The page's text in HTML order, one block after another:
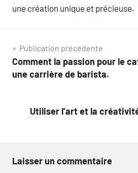
une création unique et précieuse.
Navigation
de
Publication précédente
Comment la passion pour le
une carrière de barista.
Utiliser l’art et la
Laisser un commentaire